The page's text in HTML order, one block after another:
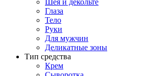
Шея и декольте
Глаза
Тело
Руки
Для мужчин
Деликатные зоны
Тип средства
Крем